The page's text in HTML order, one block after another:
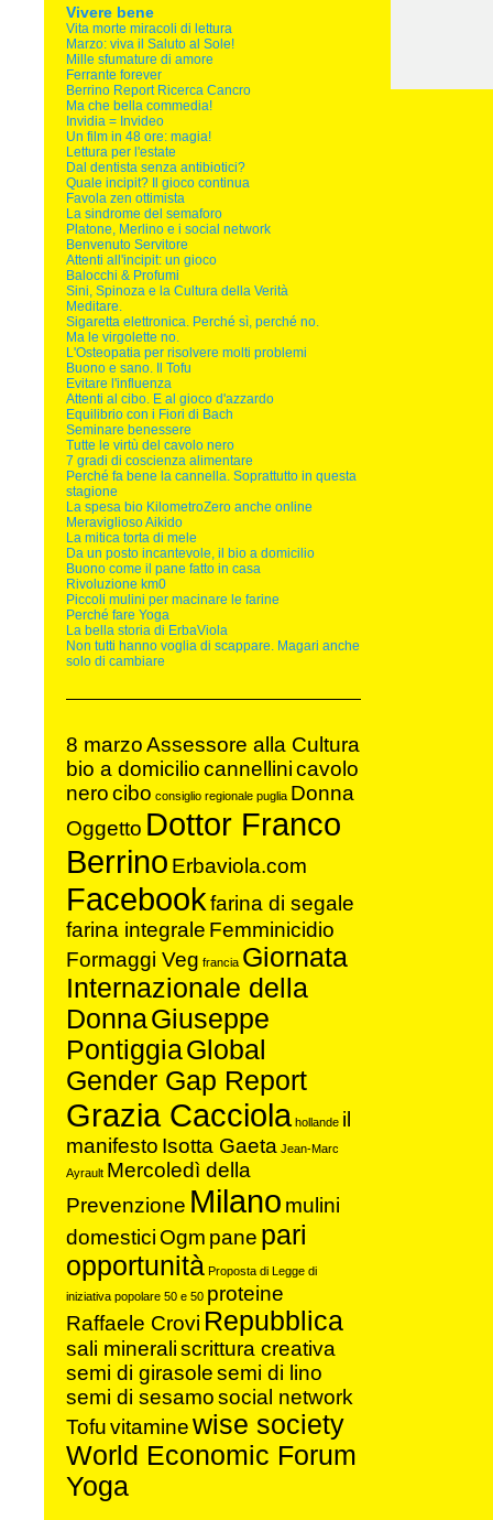
Vivere bene
Vita morte miracoli di lettura
Marzo: viva il Saluto al Sole!
Mille sfumature di amore
Ferrante forever
Berrino Report Ricerca Cancro
Ma che bella commedia!
Invidia = Invideo
Un film in 48 ore: magia!
Lettura per l'estate
Dal dentista senza antibiotici?
Quale incipit? Il gioco continua
Favola zen ottimista
La sindrome del semaforo
Platone, Merlino e i social network
Benvenuto Servitore
Attenti all'incipit: un gioco
Balocchi & Profumi
Sini, Spinoza e la Cultura della Verità
Meditare.
Sigaretta elettronica. Perché sì, perché no.
Ma le virgolette no.
L'Osteopatia per risolvere molti problemi
Buono e sano. Il Tofu
Evitare l'influenza
Attenti al cibo. E al gioco d'azzardo
Equilibrio con i Fiori di Bach
Seminare benessere
Tutte le virtù del cavolo nero
7 gradi di coscienza alimentare
Perché fa bene la cannella. Soprattutto in questa
stagione
La spesa bio KilometroZero anche online
Meraviglioso Aikido
La mitica torta di mele
Da un posto incantevole, il bio a domicilio
Buono come il pane fatto in casa
Rivoluzione km0
Piccoli mulini per macinare le farine
Perché fare Yoga
La bella storia di ErbaViola
Non tutti hanno voglia di scappare. Magari anche
solo di cambiare
8 marzoAssessore alla Cultura
bio a domiciliocannellinicavolo
nerocibo consiglio regionale puglia Donna
Oggetto Dottor Franco
Berrino Erbaviola.com
Facebookfarina di segale
farina integrale Femminicidio
Formaggi Veg francia Giornata
Internazionale della
DonnaGiuseppe
PontiggiaGlobal
Gender Gap Report
Grazia Cacciola hollande il
manifesto Isotta Gaeta Jean-Marc
Ayrault Mercoledì della
Prevenzione Milano mulini
domestici Ogm pane pari
opportunità Proposta di Legge di
iniziativa popolare 50 e 50 proteine
Raffaele Crovi Repubblica
sali mineraliscrittura creativa
semi di girasolesemi di lino
semi di sesamosocial network
Tofuvitaminewise society
World Economic Forum
Yoga